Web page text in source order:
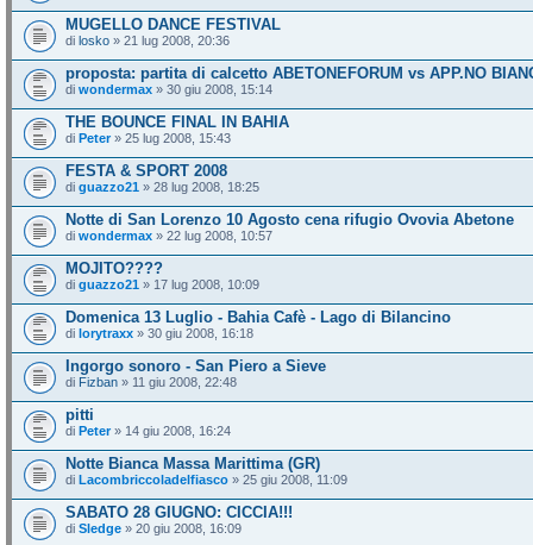
MUGELLO DANCE FESTIVAL
di losko » 21 lug 2008, 20:36
proposta: partita di calcetto ABETONEFORUM vs APP.NO
di wondermax » 30 giu 2008, 15:14
THE BOUNCE FINAL IN BAHIA
di Peter» 25 lug 2008, 15:43
FESTA & SPORT 2008
di guazzo21 » 28 lug 2008, 18:25
Notte di San Lorenzo 10 Agosto cena rifugio Ovovia Abetone
di wondermax » 22 lug 2008, 10:57
MOJITO????
di guazzo21 » 17 lug 2008, 10:09
Domenica 13 Luglio - Bahia Cafè - Lago di Bilancino
di lorytraxx » 30 giu 2008, 16:18
Ingorgo sonoro - San Piero a Sieve
di Fizban » 11 giu 2008, 22:48
pitti
di Peter» 14 giu 2008, 16:24
Notte Bianca Massa Marittima (GR)
di Lacombriccoladelfiasco » 25 giu 2008, 11:09
SABATO 28 GIUGNO: CICCIA!!!
di Sledge » 20 giu 2008, 16:09